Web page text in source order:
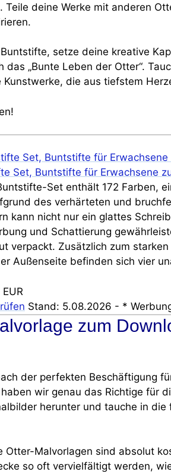
deine Werke mit anderen
setze deine kreative
das „Bunte Leben der Otter“.
die aus tiefstem
Set, Buntstifte für Erwachsene
Set enthält 172 Farben,
des verhärteten und
kann nicht nur ein glattes
und Schattierung
verpackt. Zusätzlich zum
Außenseite befinden sich vier
Stand: 5.08.2026 - *
zum
der perfekten Beschäftigung
wir genau das Richtige für
herunter und tauche in die
Otter-Malvorlagen sind absolut
so oft vervielfältigt werden,